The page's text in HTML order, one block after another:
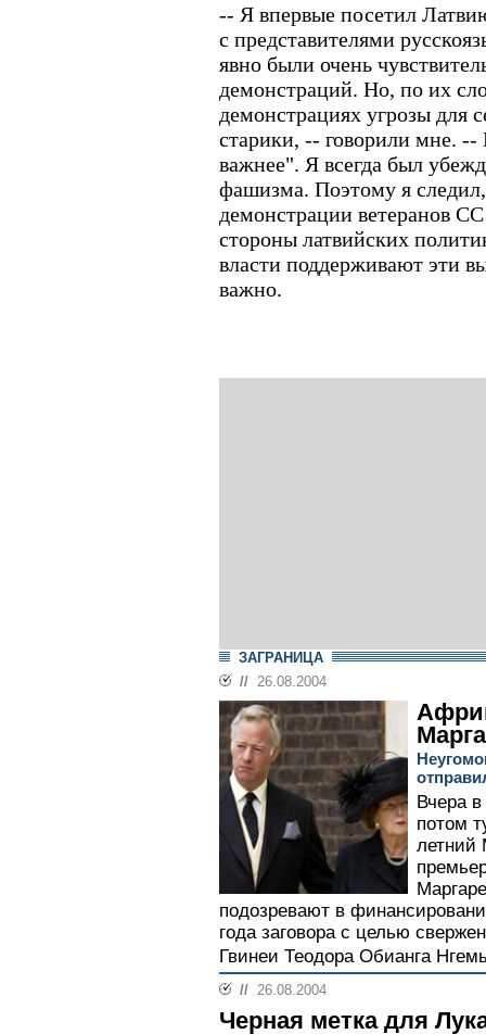
-- Я впервые посетил
с представителями
явно были очень
демонстраций. Но, по их
демонстрациях угрозы для
старики, -- говорили мне. --
важнее". Я всегда был
фашизма. Поэтому я
демонстрации ветеранов
стороны латвийских
власти поддерживают эти
важно.
ЗАГРАНИЦА
// 26.08.2004
Вчера
потом
летний
подозревают в
года заговора с целью
Гвинеи Теодора Обианга
// 26.08.2004
Черная метка для